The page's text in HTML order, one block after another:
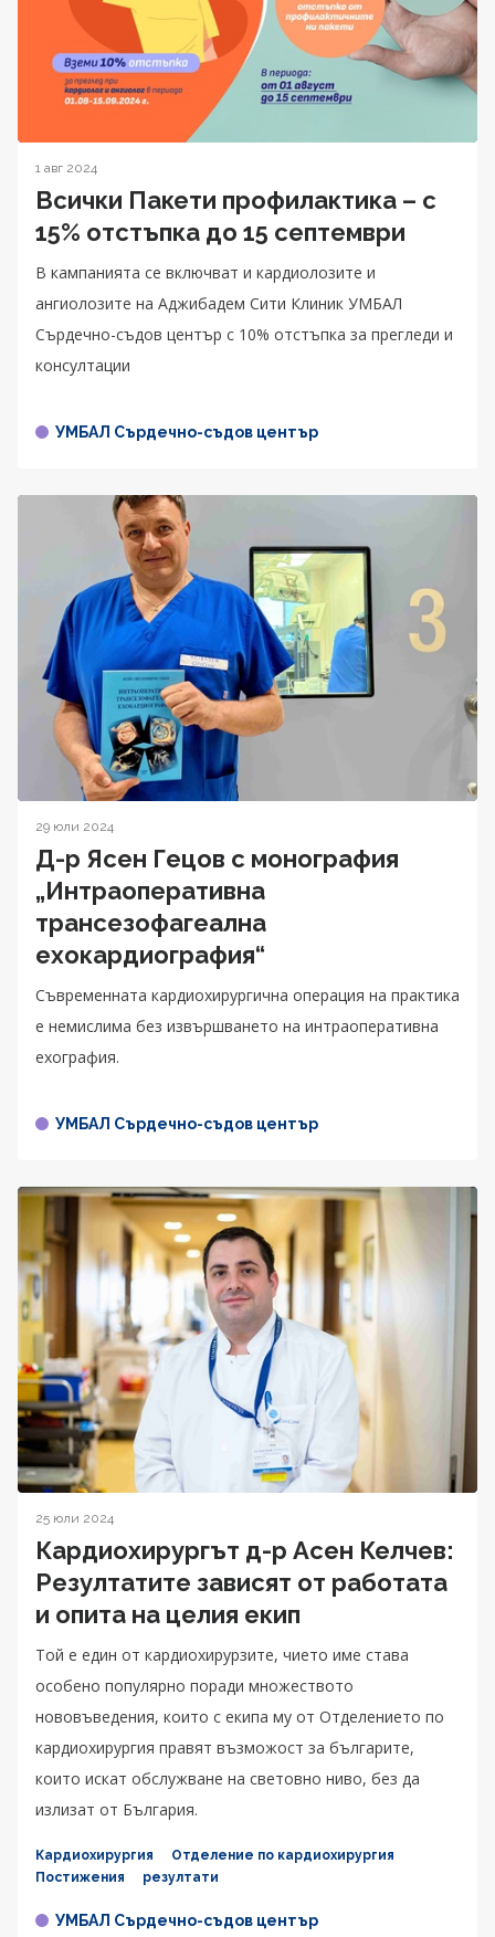
1 авг 2024
Всички Пакети профилактика – с
15% отстъпка до 15 септември
В кампанията се включват и кардиолозите и
ангиолозите на Аджибадем Сити Клиник УМБАЛ
Сърдечно-съдов център с 10% отстъпка за прегледи и
консултации
УМБАЛ Сърдечно-съдов център
29 юли 2024
Д-р Ясен Гецов с монография
„Интраоперативна
трансезофагеална
ехокардиография“
Съвременната кардиохирургична операция на практика
е немислима без извършването на интраоперативна
ехография.
УМБАЛ Сърдечно-съдов център
25 юли 2024
Кардиохирургът д-р Асен Келчев:
Резултатите зависят от работата
и опита на целия екип
Той е един от кардиохирурзите, чието име става
особено популярно поради множеството
нововъведения, които с екипа му от Отделението по
кардиохирургия правят възможост за българите,
които искат обслужване на световно ниво, без да
излизат от България.
Кардиохирургия
Отделение по кардиохирургия
Постижения
резултати
УМБАЛ Сърдечно-съдов център